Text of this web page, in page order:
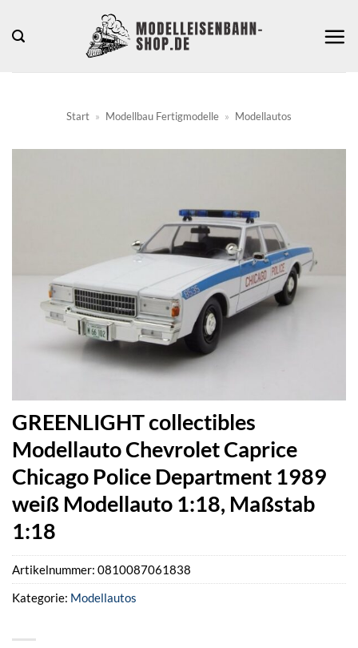
Inhalt
Start » Modellbau Fertigmodelle » Modellautos
GREENLIGHT collectibles
Modellauto Chevrolet Caprice
Chicago Police Department 1989
weiß Modellauto 1:18, Maßstab
1:18
Artikelnummer: 0810087061838
Kategorie: Modellautos